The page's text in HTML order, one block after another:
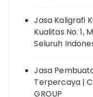
Jasa Kaligrafi
Kualitas No. 1,
Seluruh
Jasa
Terpercaya |
GROUP